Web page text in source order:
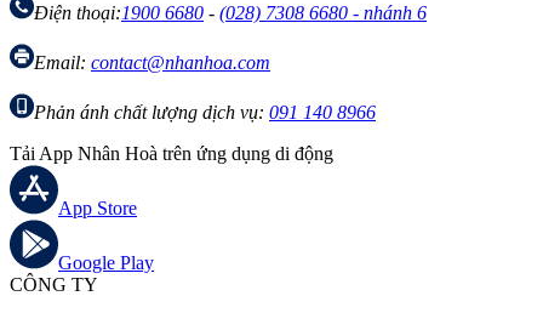
Điện thoại:1900 6680 - (028) 7308 6680 - nhánh 6
Email: contact@nhanhoa.com
Phản ánh chất lượng dịch vụ: 091 140 8966
Tải App Nhân Hoà trên ứng dụng di động
App Store
Google Play
CÔNG TY